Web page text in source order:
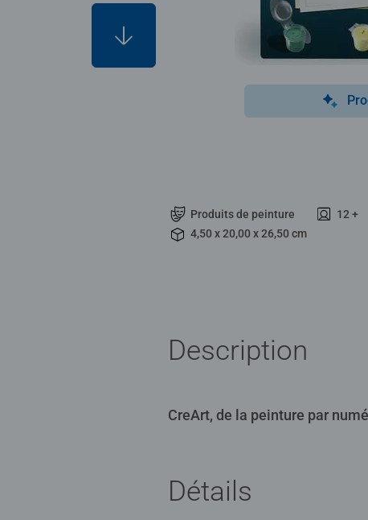
Produits de peinture 12 +
4,50 x 20,00 x 26,50 cm
Description
CreArt, de la peinture par
Détails